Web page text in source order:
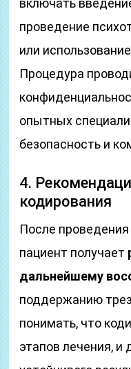
включать
проведение
или
Процедура
опытных
безопасность и
4.
кодирования
После
пациент получает
дальнейшему
поддержанию
понимать, что
этапов лечения,